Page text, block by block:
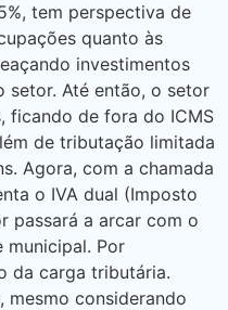
tem perspectiva de
quanto às
investimentos
setor. Até então, o setor
ficando de fora do ICMS
de tributação limitada
Agora, com a chamada
o IVA dual (Imposto
passará a arcar com o
municipal. Por
da carga tributária.
mesmo considerando